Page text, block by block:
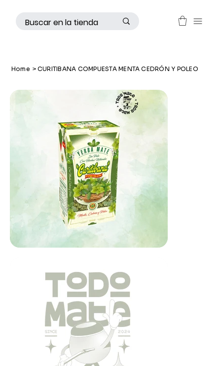
Home > CURITIBANA COMPUESTA MENTA CEDRÓN Y POLEO